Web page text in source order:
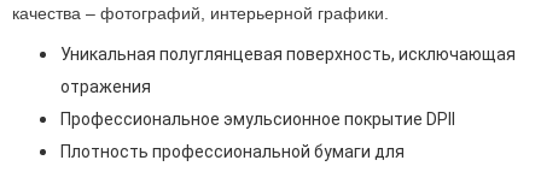
качества – фотографий, интерьерной графики.
Уникальная полуглянцевая поверхность, исключающая
отражения
Профессиональное эмульсионное покрытие DPII
Плотность профессиональной бумаги для